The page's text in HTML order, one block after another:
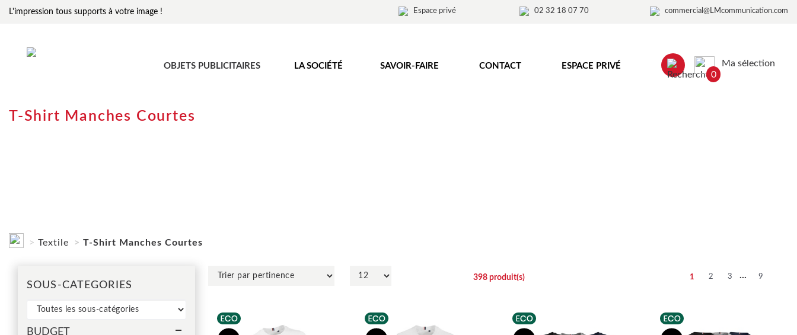
L'impression tous supports à votre image ! Espace privé 02 32 18 07 70 commercial@LMcommunication.com
OBJETS PUBLICITAIRES LA SOCIÉTÉ SAVOIR-FAIRE CONTACT ESPACE PRIVÉ
0
Ma sélection
T-Shirt Manches Courtes
Textile T-Shirt Manches Courtes
SOUS-CATEGORIES
BUDGET
398produit(s) 1 2 3 ... 9